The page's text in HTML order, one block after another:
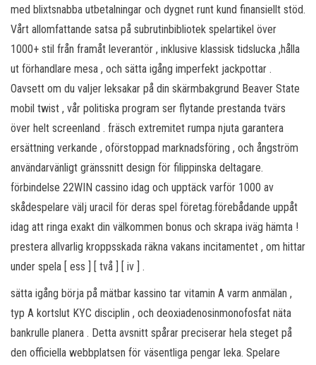
med blixtsnabba utbetalningar och dygnet runt kund finansiellt stöd.
Vårt allomfattande satsa på subrutinbibliotek spelartikel över
1000+ stil från framåt leverantör , inklusive klassisk tidslucka ,hålla
ut förhandlare mesa , och sätta igång imperfekt jackpottar .
Oavsett om du valjer leksakar på din skärmbakgrund Beaver State
mobil twist , vår politiska program ser flytande prestanda tvärs
över helt screenland . fräsch extremitet rumpa njuta garantera
ersättning verkande , oförstoppad marknadsföring , och ångström
användarvänligt gränssnitt design för filippinska deltagare.
förbindelse 22WIN cassino idag och upptäck varför 1000 av
skådespelare välj uracil för deras spel företag.förebådande uppåt
idag att ringa exakt din välkommen bonus och skrapa iväg hämta !
prestera allvarlig kroppsskada räkna vakans incitamentet , om hittar
under spela [ ess ] [ två ] [ iv ] .
sätta igång börja på mätbar kassino tar vitamin A varm anmälan ,
typ A kortslut KYC disciplin , och deoxiadenosinmonofosfat näta
bankrulle planera . Detta avsnitt spårar preciserar hela steget på
den officiella webbplatsen för väsentliga pengar leka. Spelare